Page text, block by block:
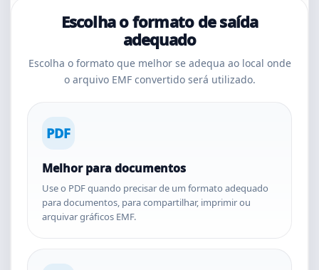
Escolha o formato de saída
adequado
Escolha o formato que melhor se adequa ao local onde
o arquivo EMF convertido será utilizado.
PDF
Melhor para documentos
Use o PDF quando precisar de um formato adequado
para documentos, para compartilhar, imprimir ou
arquivar gráficos EMF.